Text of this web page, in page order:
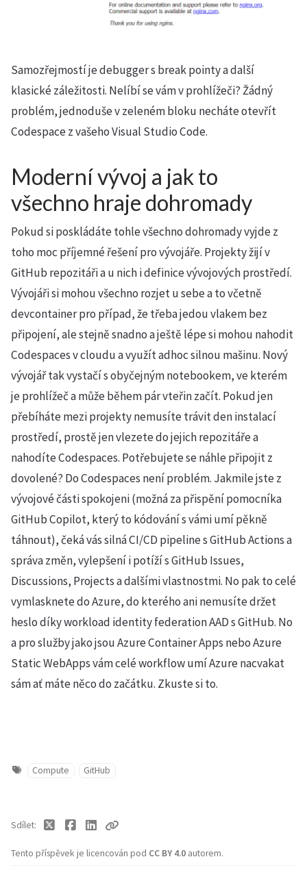
Samozřejmostí je debugger s break pointy a další
klasické záležitosti. Nelíbí se vám v prohlížeči? Žádný
problém, jednoduše v zeleném bloku necháte otevřít
Codespace z vašeho Visual Studio Code.
Moderní vývoj a jak to
všechno hraje dohromady
Pokud si poskládáte tohle všechno dohromady vyjde z
toho moc příjemné řešení pro vývojáře. Projekty žijí v
GitHub repozitáři a u nich i definice vývojových prostředí.
Vývojáři si mohou všechno rozjet u sebe a to včetně
devcontainer pro případ, že třeba jedou vlakem bez
připojení, ale stejně snadno a ještě lépe si mohou nahodit
Codespaces v cloudu a využít adhoc silnou mašinu. Nový
vývojář tak vystačí s obyčejným notebookem, ve kterém
je prohlížeč a může během pár vteřin začít. Pokud jen
přebíháte mezi projekty nemusíte trávit den instalací
prostředí, prostě jen vlezete do jejich repozitáře a
nahodíte Codespaces. Potřebujete se náhle připojit z
dovolené? Do Codespaces není problém. Jakmile jste z
vývojové části spokojeni (možná za přispění pomocníka
GitHub Copilot, který to kódování s vámi umí pěkně
táhnout), čeká vás silná CI/CD pipeline s GitHub Actions a
správa změn, vylepšení i potíží s GitHub Issues,
Discussions, Projects a dalšími vlastnostmi. No pak to celé
vymlasknete do Azure, do kterého ani nemusíte držet
heslo díky workload identity federation AAD s GitHub. No
a pro služby jako jsou Azure Container Apps nebo Azure
Static WebApps vám celé workflow umí Azure nacvakat
sám ať máte něco do začátku. Zkuste si to.
Compute GitHub
Tento příspěvek je licencován pod CC BY 4.0 autorem.
Sdílet